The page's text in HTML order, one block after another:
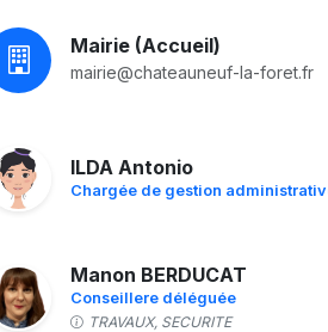
Mairie (Accueil)
mairie@chateauneuf-la-foret.fr
ILDA Antonio
Chargée de gestion
Manon BERDUCAT
Conseillere déléguée
TRAVAUX, SECURITE